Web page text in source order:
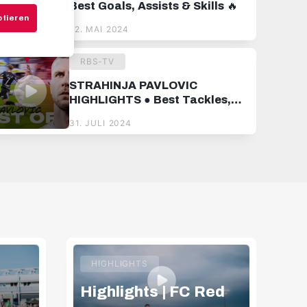
Best Goals, Assists & Skills 🔥
22. MAI 2024
RBS-TV
STRAHINJA PAVLOVIC
HIGHLIGHTS ● Best Tackles,
Goals & Skills 🔥
31. JULI 2024
HIGHLIGHTS
Highlights | FC Red